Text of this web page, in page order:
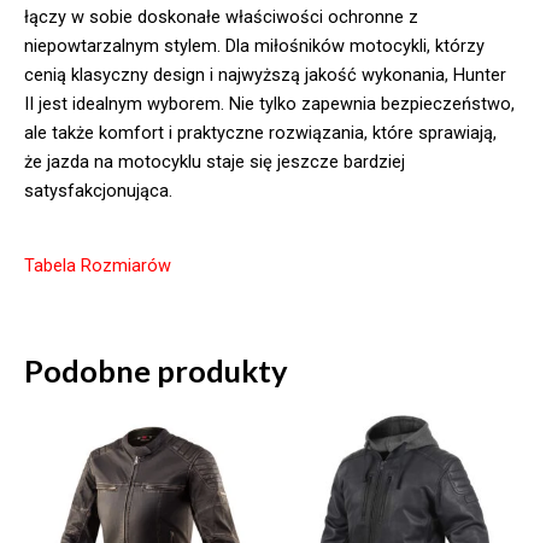
łączy w sobie doskonałe właściwości ochronne z
niepowtarzalnym stylem. Dla miłośników motocykli, którzy
cenią klasyczny design i najwyższą jakość wykonania, Hunter
II jest idealnym wyborem. Nie tylko zapewnia bezpieczeństwo,
ale także komfort i praktyczne rozwiązania, które sprawiają,
że jazda na motocyklu staje się jeszcze bardziej
satysfakcjonująca.
Tabela Rozmiarów
Podobne produkty